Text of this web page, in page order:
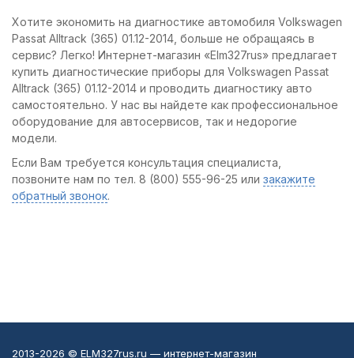
Хотите экономить на диагностике автомобиля Volkswagen
Passat Alltrack (365) 01.12-2014, больше не обращаясь в
сервис? Легко! Интернет-магазин «Elm327rus» предлагает
купить диагностические приборы для Volkswagen Passat
Alltrack (365) 01.12-2014 и проводить диагностику авто
самостоятельно. У нас вы найдете как профессиональное
оборудование для автосервисов, так и недорогие
модели.
Если Вам требуется консультация специалиста,
позвоните нам по тел. 8 (800) 555-96-25 или закажите
обратный звонок.
2013-2026 © ELM327rus.ru — интернет-магазин